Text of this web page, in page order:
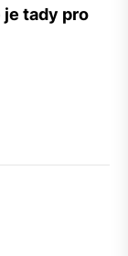
je tady pro